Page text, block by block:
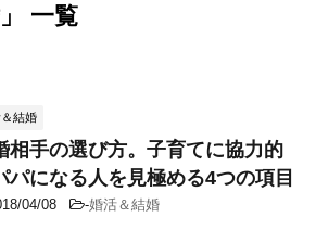
一覧
結婚
相手の選び方。子育てに協力的
パになる人を見極める4つの項目
04/08 -婚活＆結婚